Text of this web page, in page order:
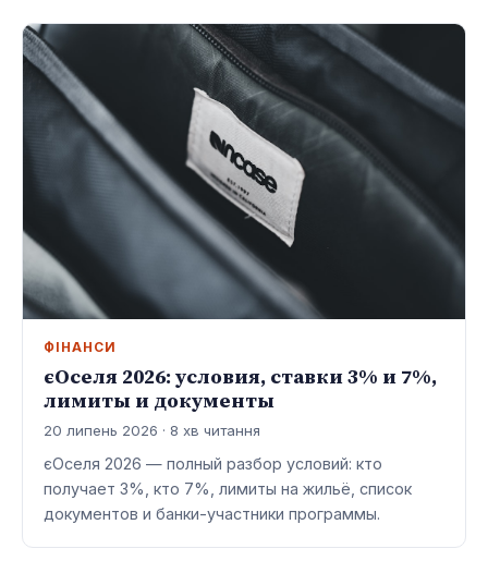
ФІНАНСИ
єОселя 2026: условия, ставки 3% и 7%,
лимиты и документы
20 липень 2026 · 8 хв читання
єОселя 2026 — полный разбор условий: кто
получает 3%, кто 7%, лимиты на жильё, список
документов и банки-участники программы.